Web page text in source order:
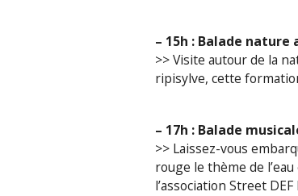
– 15h : Balade
>> Visite autour de la
ripisylve, cette
– 17h : Balade
>> Laissez-vous
rouge le thème de
l’association Street DEF